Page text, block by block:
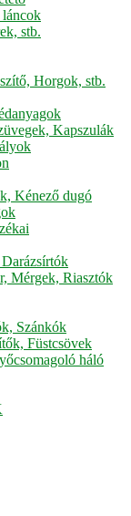
láncok
stb.
Horgok, stb.
Kapszulák
Kénező dugó
Mérgek, Riasztók
Szánkók
Füstcsövek
háló